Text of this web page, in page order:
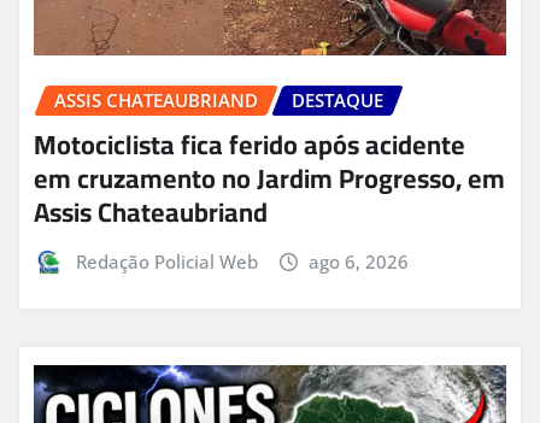
ASSIS CHATEAUBRIAND DESTAQUE
Motociclista fica ferido após acidente
em cruzamento no Jardim Progresso, em
Assis Chateaubriand
Redação Policial Web ago 6, 2026